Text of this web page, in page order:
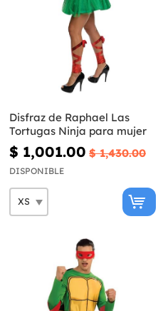
Disfraz de Raphael Las
Tortugas Ninja para mujer
$ 1,001.00 $ 1,430.00
DISPONIBLE